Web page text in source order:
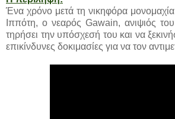
Ένα χρόνο μετά τη νικηφόρα
Ιππότη, ο νεαρός Gawain, ανιψιός
τηρήσει την υπόσχεσή του και να
επικίνδυνες δοκιμασίες για να τον